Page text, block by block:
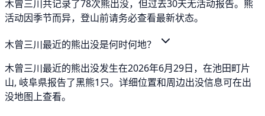
木曾三川共记录了78次熊出没，但过去30天无活动报告。熊
活动因季节而异，登山前请务必查看最新状态。
木曾三川最近的熊出没是何时何地？
木曾三川最近的熊出没发生在2026年6月29日，在池田町片
山, 岐阜県报告了黑熊1只。详细位置和周边出没信息可在出
没地图上查看。